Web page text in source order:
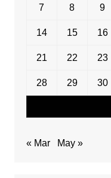
7 8 9
14 15 16
21 22 23
28 29 30
« Mar May »